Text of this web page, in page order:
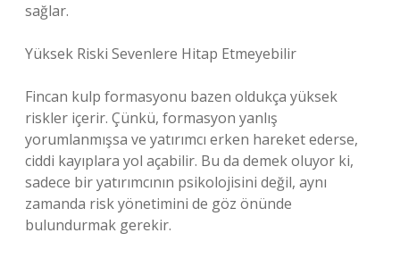
sağlar.
Yüksek Riski Sevenlere Hitap Etmeyebilir
Fincan kulp formasyonu bazen oldukça yüksek
riskler içerir. Çünkü, formasyon yanlış
yorumlanmışsa ve yatırımcı erken hareket ederse,
ciddi kayıplara yol açabilir. Bu da demek oluyor ki,
sadece bir yatırımcının psikolojisini değil, aynı
zamanda risk yönetimini de göz önünde
bulundurmak gerekir.